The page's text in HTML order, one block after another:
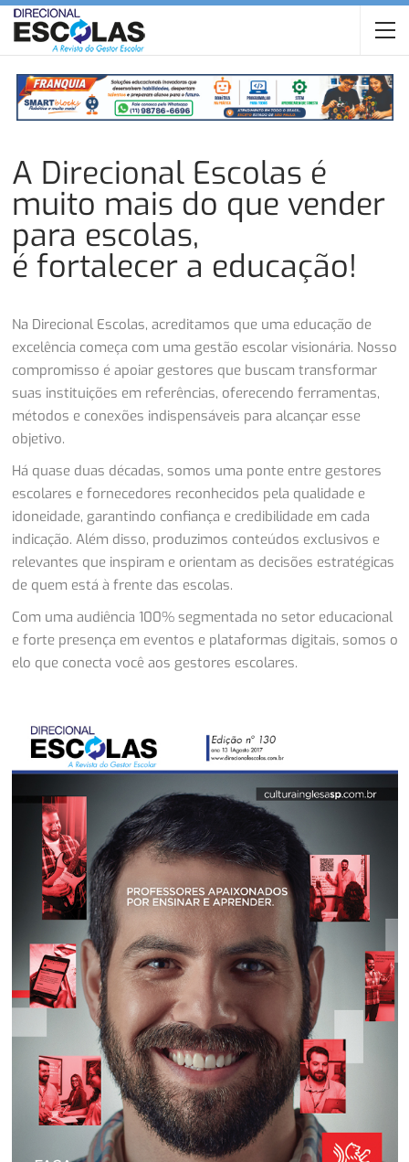
A Direcional Escolas é
muito mais do que vender
para escolas,
é fortalecer a educação!
Na Direcional Escolas, acreditamos que uma educação de
excelência começa com uma gestão escolar visionária. Nosso
compromisso é apoiar gestores que buscam transformar
suas instituições em referências, oferecendo ferramentas,
métodos e conexões indispensáveis para alcançar esse
objetivo.
Há quase duas décadas, somos uma ponte entre gestores
escolares e fornecedores reconhecidos pela qualidade e
idoneidade, garantindo confiança e credibilidade em cada
indicação. Além disso, produzimos conteúdos exclusivos e
relevantes que inspiram e orientam as decisões estratégicas
de quem está à frente das escolas.
Com uma audiência 100% segmentada no setor educacional
e forte presença em eventos e plataformas digitais, somos o
elo que conecta você aos gestores escolares.